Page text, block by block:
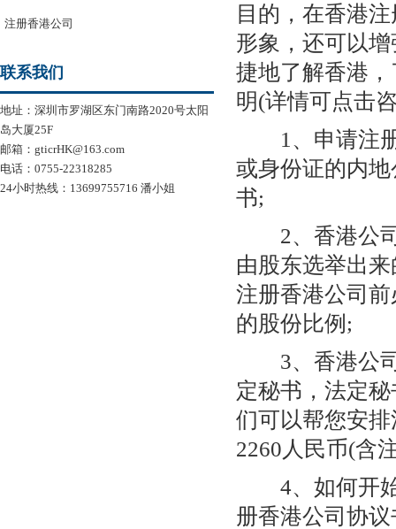
注册香港公司
联系我们
地址：深圳市罗湖区东门南路2020号太阳
岛大厦25F
邮箱：gticrHK@163.com
电话：0755-22318285
24小时热线：13699755716 潘小姐
目的，在香港
形象，还可以
捷地了解香港
明(详情可点击
1、申请注册
或身份证的内
书;
2、香港公司
由股东选举出
注册香港公司
的股份比例;
3、香港公司
定秘书，法定
们可以帮您安
2260人民币(含
4、如何开始
册香港公司协